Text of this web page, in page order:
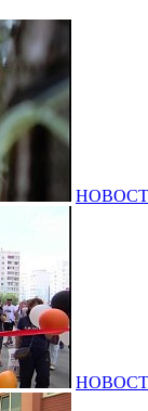
НОВОСТИ
НОВОСТИ